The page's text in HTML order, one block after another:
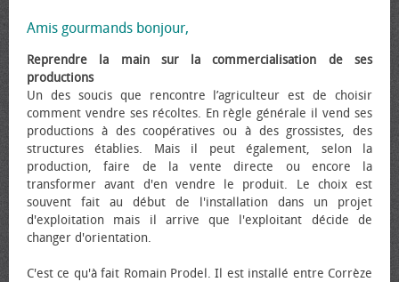
Amis gourmands bonjour,
Reprendre la main sur la commercialisation de ses
productions
Un des soucis que rencontre l’agriculteur est de choisir
comment vendre ses récoltes. En règle générale il vend ses
productions à des coopératives ou à des grossistes, des
structures établies. Mais il peut également, selon la
production, faire de la vente directe ou encore la
transformer avant d'en vendre le produit. Le choix est
souvent fait au début de l'installation dans un projet
d'exploitation mais il arrive que l'exploitant décide de
changer d'orientation.
C'est ce qu'à fait Romain Prodel. Il est installé entre Corrèze